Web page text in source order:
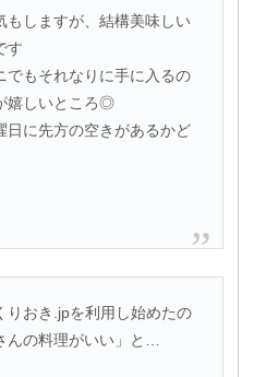
もしますが、結構美味しい
す
でもそれなりに手に入るの
嬉しいところ◎
日に先方の空きがあるかど
りおき.jpを利用し始めたの
んの料理がいい」と…